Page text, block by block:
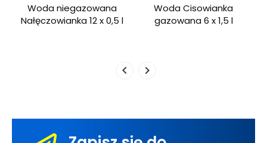
Woda niegazowana
Nałęczowianka 12 x 0,5 l
Woda Cisowianka
gazowana 6 x 1,5 l